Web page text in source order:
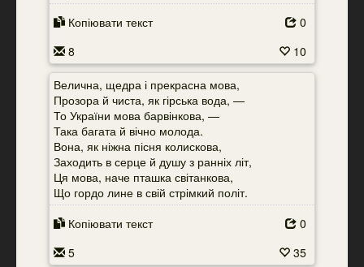
Копіювати текст
0
8
10
Велична, щедра і прекрасна мова,
Прозора й чиста, як гірська вода, —
То України мова барвінкова, —
Така багата й вічно молода.
Вона, як ніжна пісня колискова,
Заходить в серце й душу з ранніх літ,
Ця мова, наче пташка світанкова,
Що гордо лине в свій стрімкий політ.
Копіювати текст
0
5
35